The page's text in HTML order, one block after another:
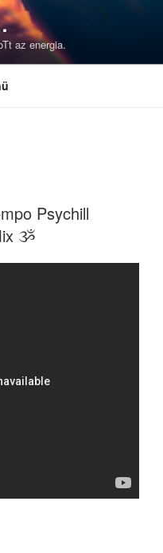
az energia.
Psychill
ૐ